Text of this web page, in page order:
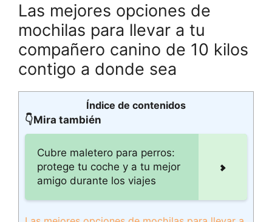
Las mejores opciones de
mochilas para llevar a tu
compañero canino de 10 kilos
contigo a donde sea
Índice de contenidos
👇Mira también
Cubre maletero para perros:
protege tu coche y a tu mejor
amigo durante los viajes